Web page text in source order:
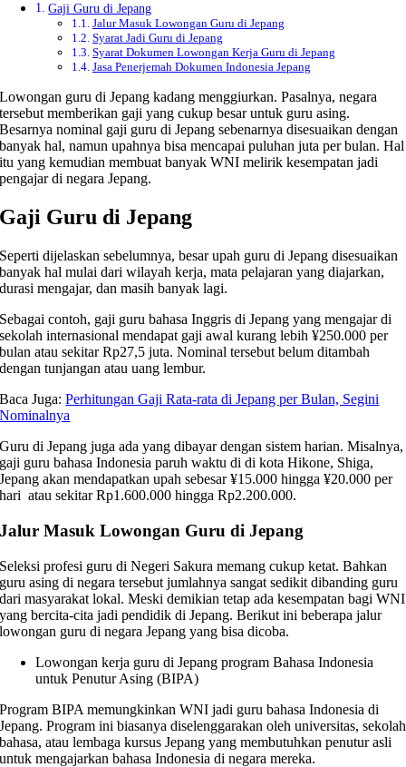
Gaji Guru di Jepang
Jalur Masuk Lowongan Guru di Jepang
Syarat Jadi Guru di Jepang
Syarat Dokumen Lowongan Kerja Guru di Jepang
Jasa Penerjemah Dokumen Indonesia Jepang
Lowongan guru di Jepang kadang menggiurkan. Pasalnya, negara
tersebut memberikan gaji yang cukup besar untuk guru asing.
Besarnya nominal gaji guru di Jepang sebenarnya disesuaikan dengan
banyak hal, namun upahnya bisa mencapai puluhan juta per bulan. Hal
itu yang kemudian membuat banyak WNI melirik kesempatan jadi
pengajar di negara Jepang.
Gaji Guru di Jepang
Seperti dijelaskan sebelumnya, besar upah guru di Jepang disesuaikan
banyak hal mulai dari wilayah kerja, mata pelajaran yang diajarkan,
durasi mengajar, dan masih banyak lagi.
Sebagai contoh, gaji guru bahasa Inggris di Jepang yang mengajar di
sekolah internasional mendapat gaji awal kurang lebih ¥250.000 per
bulan atau sekitar Rp27,5 juta. Nominal tersebut belum ditambah
dengan tunjangan atau uang lembur.
Baca Juga:Perhitungan Gaji Rata-rata di Jepang per Bulan, Segini
Nominalnya
Guru di Jepang juga ada yang dibayar dengan sistem harian. Misalnya,
gaji guru bahasa Indonesia paruh waktu di di kota Hikone, Shiga,
Jepang akan mendapatkan upah sebesar ¥15.000 hingga ¥20.000 per
hari atau sekitar Rp1.600.000 hingga Rp2.200.000.
Jalur Masuk Lowongan Guru di Jepang
Seleksi profesi guru di Negeri Sakura memang cukup ketat. Bahkan
guru asing di negara tersebut jumlahnya sangat sedikit dibanding guru
dari masyarakat lokal. Meski demikian tetap ada kesempatan bagi WNI
yang bercita-cita jadi pendidik di Jepang. Berikut ini beberapa jalur
lowongan guru di negara Jepang yang bisa dicoba.
Lowongan kerja guru di Jepang program Bahasa Indonesia
untuk Penutur Asing (BIPA)
Program BIPA memungkinkan WNI jadi guru bahasa Indonesia di
Jepang. Program ini biasanya diselenggarakan oleh universitas, sekolah
bahasa, atau lembaga kursus Jepang yang membutuhkan penutur asli
untuk mengajarkan bahasa Indonesia di negara mereka.